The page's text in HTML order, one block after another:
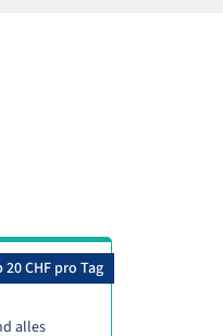
20 CHF pro Tag
alles